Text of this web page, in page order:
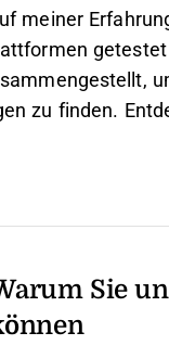
meiner
zu finden.
Sie